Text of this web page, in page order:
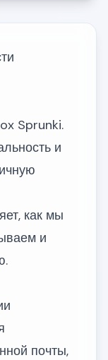
Sprunki.
и
как мы
и
почты,